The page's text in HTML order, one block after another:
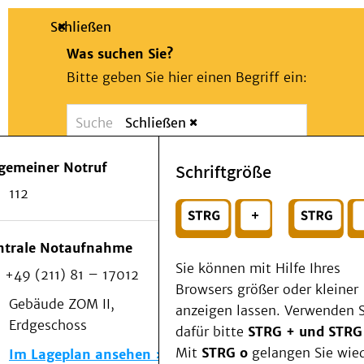
Suche
Schließen
Was suchen Sie?
Bitte geben Sie hier einen Begriff ein:
Suchen
Wählen Sie ein Thema für Ihren
Notfall
Schließen
Notruf
112
Notaufnahme
+49 (211) 81 – 17012
Gebäude ZOM II,
Erdgeschoss
Im Lageplan ansehen
Schriftgröße
Sie können mit Hilfe Ihres
Browsers größer oder kleiner
anzeigen lassen. Verwenden
dafür bitte STRG + und
Mit STRG o gelangen Sie
Patienten & Besucher
Als Patient am UKD
Beratung und Unterstützung
Veranstaltungen
Kommunikation im Medizinwesen (KIM)
Notfall
Forschung & Lehre
Medizinische Fakultät